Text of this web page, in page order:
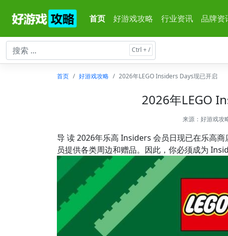
首页 好游戏攻略 行业资讯 品牌资
首页 好游戏攻略 2026年LEGO Insiders Days现已开启
2026年LEGO
来源： 好游戏攻
导 读 2026年乐高 Insiders 会员日现已在乐高
员提供各类周边和赠品。因此，你必须成为